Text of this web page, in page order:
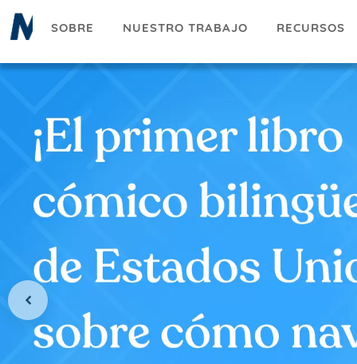
Pasar
SOBRE NUESTRO TRABAJO RECURSOS